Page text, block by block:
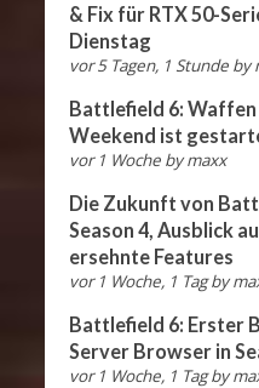
& Fix für RTX 50-
Dienstag
vor 5 Tagen, 1 Stunde by
Battlefield 6: Waffen
Weekend ist
vor 1 Woche bymaxx
Die Zukunft von
Season 4, Ausblick
ersehnte Features
vor 1 Woche, 1 Tag by
Battlefield 6: Erster
Server Browser in
vor 1 Woche, 1 Tag by